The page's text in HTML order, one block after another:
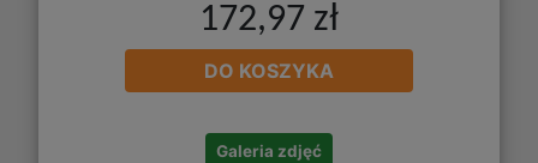
172,97 zł
DO KOSZYKA
Galeria zdjęć